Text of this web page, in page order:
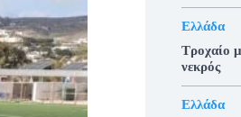
Ελλάδα
Τροχαίο
νεκρός
Ελλάδα